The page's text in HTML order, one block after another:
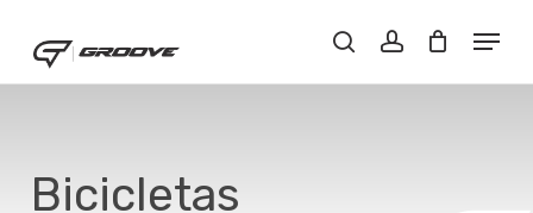
main
content
Buscar..account
Menu
Bicicletas